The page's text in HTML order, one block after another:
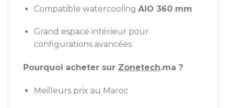
Compatible watercooling AiO 360 mm
Grand espace intérieur pour
configurations avancées
Pourquoi acheter sur Zonetech.ma ?
Meilleurs prix au Maroc